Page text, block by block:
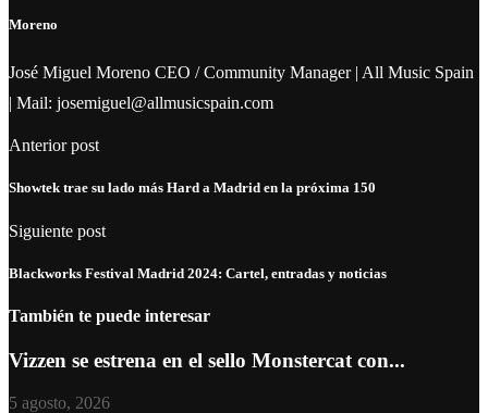
Moreno
José Miguel Moreno CEO / Community Manager | All Music Spain
| Mail: josemiguel@allmusicspain.com
Anterior post
Showtek trae su lado más Hard a Madrid en la próxima 150
Siguiente post
Blackworks Festival Madrid 2024: Cartel, entradas y noticias
También te puede interesar
Vizzen se estrena en el sello Monstercat con...
5 agosto, 2026